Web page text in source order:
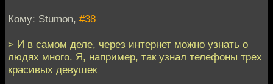
Кому: Stumon, #38
> И в самом деле, через интернет можно узнать о
людях много. Я, например, так узнал телефоны трех
красивых девушек